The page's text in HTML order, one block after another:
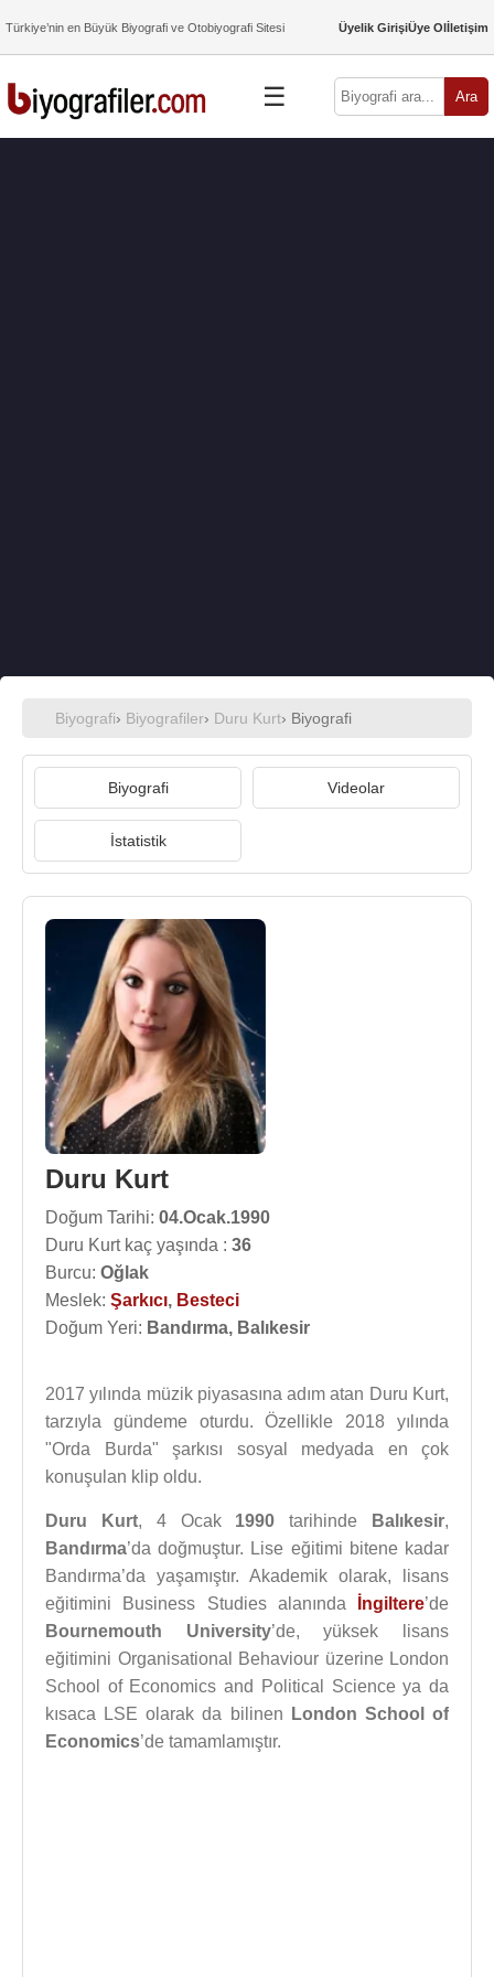
Türkiye’nin en Büyük Biyografi ve Otobiyografi Sitesi Üyelik GirişiÜye Olİletişim
☰ Ara
Biyografi› Biyografiler› Duru Kurt› Biyografi
Biyografi Videolar
İstatistik
Duru Kurt
Doğum Tarihi: 04.Ocak.1990
Duru Kurt kaç yaşında : 36
Burcu: Oğlak
Meslek: Şarkıcı, Besteci
Doğum Yeri: Bandırma, Balıkesir
2017 yılında müzik piyasasına adım atan Duru Kurt,
tarzıyla gündeme oturdu. Özellikle 2018 yılında
"Orda Burda" şarkısı sosyal medyada en çok
konuşulan klip oldu.
Duru Kurt, 4 Ocak 1990 tarihinde Balıkesir,
Bandırma’da doğmuştur. Lise eğitimi bitene kadar
Bandırma’da yaşamıştır. Akademik olarak, lisans
eğitimini Business Studies alanında
İngiltere’de
Bournemouth University’de, yüksek lisans
eğitimini Organisational Behaviour üzerine London
School of Economics and Political Science ya da
kısaca LSE olarak da bilinen
London School of
Economics’de tamamlamıştır.